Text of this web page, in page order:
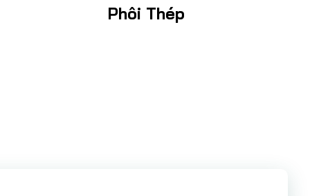
Phôi Thép